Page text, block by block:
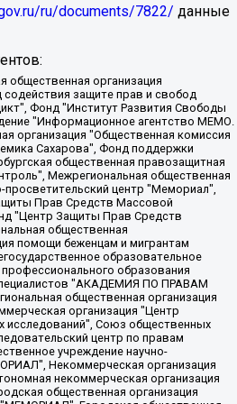
ru/documents/7822/ данные
Сергеевич, Общество с ограниченной ответственностью "ЖУРНАЛИСТ-ИНОСТРАННЫЙ АГЕНТ", Арапова Галина Юрьевна, Вольтская Татьяна Анатольевна, Американская компания "Mason G.E.S. Anonymous Foundation" (США), являющаяся владельцем интернет-издания https://mnews.world/, Компания "Stichting Bellingcat", зарегистрированная в Нидерландах (дата регистрации 11.07.2018), Захаров Андрей Вячеславович, Клепиковская Екатерина Дмитриевна, Общество с ограниченной ответственностью "МЕМО", Перл Роман Александрович, Симонов Евгений Алексеевич, Соловьева Елена Анатольевна, Сотников Даниил Владимирович, Сурначева Елизавета Дмитриевна, Автономная некоммерческая организация по защите прав человека и информированию населения "Якутия – Наше Мнение", Общество с ограниченной ответственностью "Москоу диджитал медиа", с 26.01.2023 Общество с ограниченной ответственностью "Чайка Белые сады", Ветошкина Валерия Валерьевна, Заговора Максим Александрович, Межрегиональное общественное движение "Российская ЛГБТ - сеть", Оленичев Максим Владимирович, Павлов Иван Юрьевич, Скворцова Елена Сергеевна, Общество с ограниченной ответственностью "Как бы инагент", Кочетков Игорь Викторович, Общество с ограниченной ответственностью "Честные выборы", Еланчик Олег Александрович, Общество с ограниченной ответственностью "Нобелевский призыв", Гималова Регина Эмилевна, Григорьев Андрей Валерьевич, Григорьева Алина Александровна, Ассоциация по содействию защите прав призывников, альтернативнослужащих и военнослужащих "Правозащитная группа "Гражданин.Армия.Право", Хисамова Регина Фаритовна, Автономная некоммерческая организация по реализации социально-правовых программ "Лилит", Дальневосточное общественное движение "Маяк", Санкт-Петербургская ЛГБТ-инициативная группа "Выход", Инициативная группа ЛГБТ+ "Реверс", Алексеев Андрей Викторович, Бекбулатова Таисия Львовна, Беляев Иван Михайлович, Владыкина Елена Сергеевна, Гельман Марат Александрович, Никульшина Вероника Юрьевна, Толоконникова Надежда Андреевна, Шендерович Виктор Анатольевич, Общество с ограниченной ответственностью "Данное сообщение", Общество с ограниченной ответственностью Издательский дом "Новая глава", Айнбиндер Александра Александровна, Московский комьюнити-центр для ЛГБТ+инициатив, Благотворительный фонд развития филантропии, Deutsche Welle (Германия, Kurt-Schumacher-Strasse 3, 53113 Bonn), Борзунова Мария Михайловна, Воробьев Виктор Викторович, Голубева Анна Львовна, Константинова Алла Михайловна, Малкова Ирина Владимировна, Мурадов Мурад Абдулгалимович, Осетинская Елизавета Николаевна, Понасенков Евгений Николаевич, Ганапольский Матвей Юрьевич, Киселев Евгений Алексеевич, Борухович Ирина Григорьевна, Дремин Иван Тимофеевич, Дубровский Дмитрий Викторович, Красноярская региональная общественная организация поддержки и развития альтернативных образовательных технологий и межкультурных коммуникаций "ИНТЕРРА", Маяковская Екатерина Алексеевна, Фейгин Марк Захарович, Филимонов Андрей Викторович, Дзугкоева Регина Николаевна, Доброхотов Роман Александрович, Дудь Юрий Александрович, Елкин Сергей Владимирович, Кругликов Кирилл Игоревич, Сабунаева Мария Леонидовна, Семенов Алексей Владимирович, Шаинян Карен Багратович, Шульман Екатерина Михайловна, Асафьев Артур Валерьевич, Вахштайн Виктор Семенович, Венедиктов Алексей Алексеевич, Лушникова Екатерина Евгеньевна, Волков Леонид Михайлович, Невзоров Александр Глебович, Пархоменко Сергей Борисович, Сироткин Ярослав Николаевич, Кара-Мурза Владимир Владимирович, Баранова Наталья Владимировна, Гозман Леонид Яковлевич, Кагарлицкий Борис Юльевич, Климарев Михаил Валерьевич, Милов Владимир Станиславович, Автономная некоммерческая организация Краснодарский центр современного искусства "Типография", Моргенштерн Алишер Тагирович, Соболь Любовь Эдуардовна, Общество с ограниченной ответственностью "ЛИЗА НОРМ", Каспаров Гарри Кимович, Ходорковский Михаил Борисович, Общество с ограниченной ответственностью "Апрельские тезисы", Данилович Ирина Брониславовна, Кашин Олег Владимирович, Петров Николай Владимирович, Пивоваров Алексей Владимирович, Соколов Михаил Владимирович, Цветкова Юлия Владимировна, Чичваркин Евгений Александрович, Комитет против пыток/Команда против пыток, Общество с ограниченной ответственностью "Первый научный", Общество с ограниченной ответственностью "Вертолет и ко", Белоцерковская Вероника Борисовна, Кац Максим Евгеньевич, Лазарева Татьяна Юрьевна, Шаведдинов Руслан Табризович, Яшин Илья Валерьевич, Общество с ограниченной ответственностью "Иноагент ААВ", Алешковский Дмитрий Петрович, Альбац Евгения Марковна, Быков Дмитрий Львович, Галямина Юлия Евгеньевна, Лойко Сергей Леонидович, Мартынов Кирилл Константинович, Медведев Сергей Александрович, Крашенинников Федор Геннадиевич, Гордеева Катерина Вл